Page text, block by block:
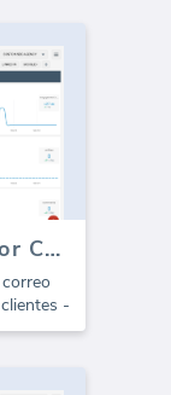
Plantilla de Marketing por Correo Electrónico de Constant Contact para agencias (Informe)
-